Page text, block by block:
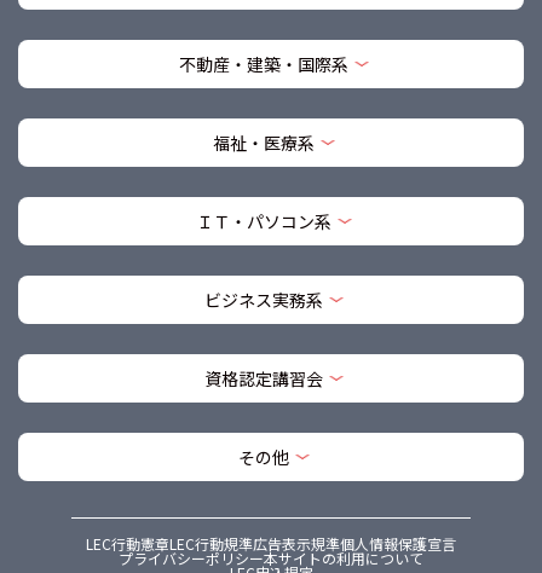
不動産・建築・国際系
福祉・医療系
ＩＴ・パソコン系
ビジネス実務系
資格認定講習会
その他
LEC行動憲章LEC行動規準広告表示規準個人情報保護宣言
プライバシーポリシー本サイトの利用について